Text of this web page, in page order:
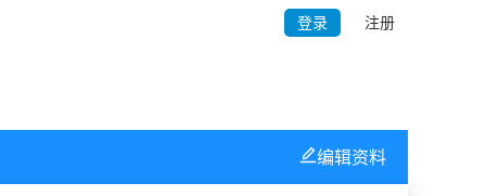
登录 注册
编辑资料